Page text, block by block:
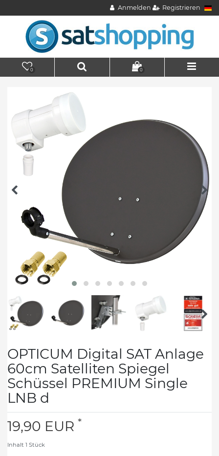
Anmelden Registrieren
0 0
OPTICUM Digital SAT Anlage
60cm Satelliten Spiegel
Schüssel PREMIUM Single
LNB d
19,90 EUR *
Inhalt 1 Stück